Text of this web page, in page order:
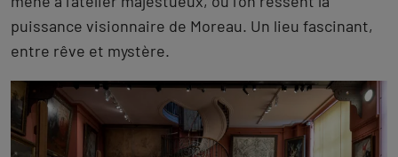
puissance visionnaire de Moreau. Un lieu fascinant,
entre rêve et mystère.